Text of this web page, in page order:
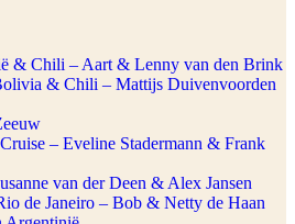
& Chili – Aart & Lenny van den Brink
& Chili – Mattijs Duivenvoorden
– Eveline Stadermann & Frank
van der Deen & Alex Jansen
de Janeiro – Bob & Netty de Haan